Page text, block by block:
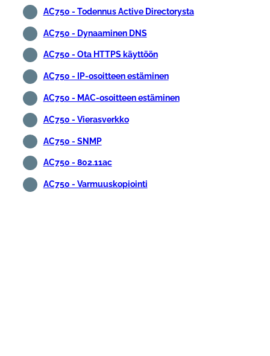
AC750 - Todennus Active Directorysta
AC750 - Dynaaminen DNS
AC750 - Ota HTTPS käyttöön
AC750 - IP-osoitteen estäminen
AC750 - MAC-osoitteen estäminen
AC750 - Vierasverkko
AC750 - SNMP
AC750 - 802.11ac
AC750 - Varmuuskopiointi